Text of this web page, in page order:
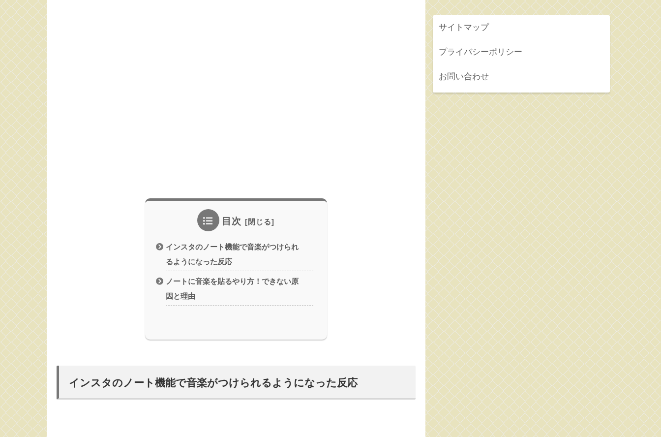
目次
インスタのノート機能で音楽がつけられ
るようになった反応
ノートに音楽を貼るやり方！できない原
因と理由
インスタのノート機能で音楽がつけられるようになった反応
サイトマップ
プライバシーポリシー
お問い合わせ